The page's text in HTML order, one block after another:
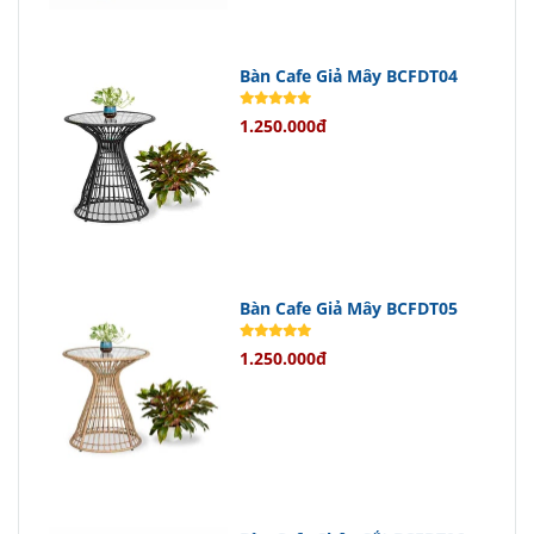
Chính Sách Bán Hàng Hấp Dẫn
Khi mua sản phẩm tại
Thông., bạn sẽ được hưởng chính
tận nơi nhanh chóng và tiện lợi.
Nếu có lỗi từ nhà sản xuất, chúng tôi
cam kết đổi trả linh hoạt để đảm bảo
quyền lợi tốt nhất cho khách hàng.
Bàn Cafe Giả Mây BCFDT04
1.250.000đ
Bàn Cafe Giả Mây BCFDT05
1.250.000đ